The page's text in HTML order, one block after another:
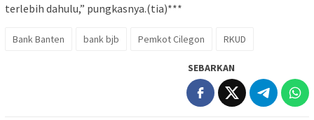
terlebih dahulu,” pungkasnya.(tia)***
Bank Banten bank bjb Pemkot Cilegon RKUD
SEBARKAN